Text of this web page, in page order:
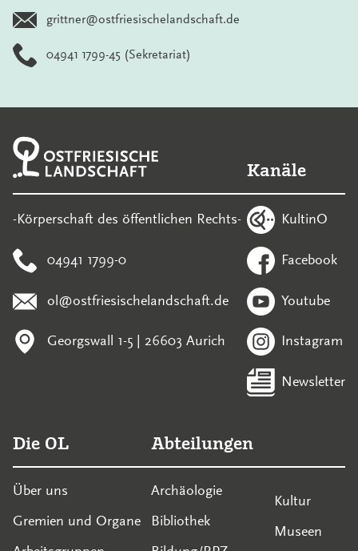
grittner@ostfriesischelandschaft.de
04941 1799-45 (Sekretariat)
-Körperschaft des öffentlichen Rechts-
04941 1799-0
ol@ostfriesischelandschaft.de
Georgswall 1-5 | 26603 Aurich
Kanäle
KultinO
Facebook
Youtube
Instagram
Newsletter
Die OL
Über uns
Gremien und Organe
Abteilungen
Archäologie
Bibliothek
Kultur
Museen